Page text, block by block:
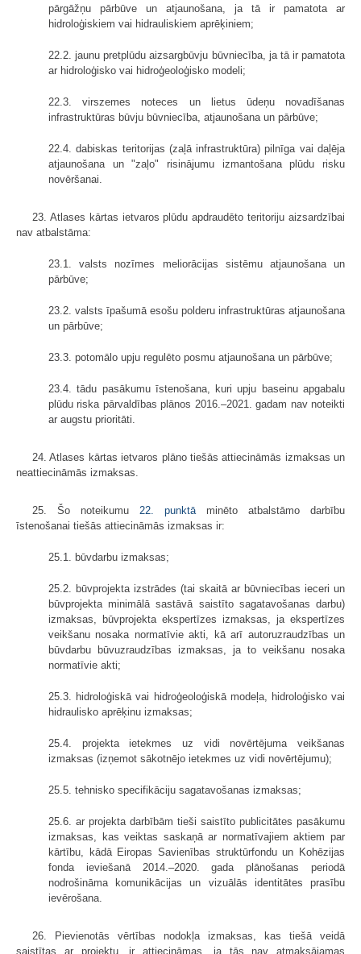
pārgāžņu pārbūve un atjaunošana, ja tā ir pamatota ar
hidroloģiskiem vai hidrauliskiem aprēķiniem;
22.2. jaunu pretplūdu aizsargbūvju būvniecība, ja tā ir pamatota
ar hidroloģisko vai hidroģeoloģisko modeli;
22.3. virszemes noteces un lietus ūdeņu novadīšanas
infrastruktūras būvju būvniecība, atjaunošana un pārbūve;
22.4. dabiskas teritorijas (zaļā infrastruktūra) pilnīga vai daļēja
atjaunošana un "zaļo" risinājumu izmantošana plūdu risku
novēršanai.
23. Atlases kārtas ietvaros plūdu apdraudēto teritoriju aizsardzībai
nav atbalstāma:
23.1. valsts nozīmes meliorācijas sistēmu atjaunošana un
pārbūve;
23.2. valsts īpašumā esošu polderu infrastruktūras atjaunošana
un pārbūve;
23.3. potomālo upju regulēto posmu atjaunošana un pārbūve;
23.4. tādu pasākumu īstenošana, kuri upju baseinu apgabalu
plūdu riska pārvaldības plānos 2016.–2021. gadam nav noteikti
ar augstu prioritāti.
24. Atlases kārtas ietvaros plāno tiešās attiecināmās izmaksas un
neattiecināmās izmaksas.
25. Šo noteikumu 22. punktā minēto atbalstāmo darbību
īstenošanai tiešās attiecināmās izmaksas ir:
25.1. būvdarbu izmaksas;
25.2. būvprojekta izstrādes (tai skaitā ar būvniecības ieceri un
būvprojekta minimālā sastāvā saistīto sagatavošanas darbu)
izmaksas, būvprojekta ekspertīzes izmaksas, ja ekspertīzes
veikšanu nosaka normatīvie akti, kā arī autoruzraudzības un
būvdarbu būvuzraudzības izmaksas, ja to veikšanu nosaka
normatīvie akti;
25.3. hidroloģiskā vai hidroģeoloģiskā modeļa, hidroloģisko vai
hidraulisko aprēķinu izmaksas;
25.4. projekta ietekmes uz vidi novērtējuma veikšanas
izmaksas (izņemot sākotnējo ietekmes uz vidi novērtējumu);
25.5. tehnisko specifikāciju sagatavošanas izmaksas;
25.6. ar projekta darbībām tieši saistīto publicitātes pasākumu
izmaksas, kas veiktas saskaņā ar normatīvajiem aktiem par
kārtību, kādā Eiropas Savienības struktūrfondu un Kohēzijas
fonda ieviešanā 2014.–2020. gada plānošanas periodā
nodrošināma komunikācijas un vizuālās identitātes prasību
ievērošana.
26. Pievienotās vērtības nodokļa izmaksas, kas tiešā veidā
saistītas ar projektu, ir attiecināmas, ja tās nav atmaksājamas